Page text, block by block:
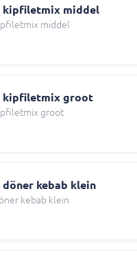
kipfiletmix middel
middel
kipfiletmix groot
groot
kebab klein
kebab klein